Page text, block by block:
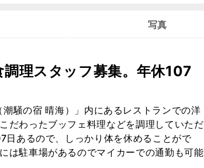
写真
理スタッフ募集。年休107
騒の宿 晴海）」内にあるレストランでの洋
だわったブッフェ料理などを調理していただ
あるので、しっかり体を休めることがで
は駐車場があるのでマイカーでの通勤も可能